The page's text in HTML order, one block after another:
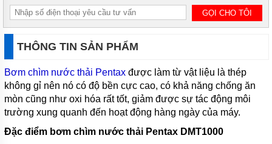
MÁY
BƠM
CHÌM
NƯỚC
THẢI
EBARA
MÁY
BƠM
CHÌM
BÙN
EBARA
THÔNG TIN SẢN PHẨM
Bơm chìm nước thải Pentax được làm từ vật liệu là thép
không gỉ nên nó có độ bền cực cao, có khả năng chống ăn
mòn cũng như oxi hóa rất tốt, giảm được sự tác động môi
trường xung quanh đến hoạt động hàng ngày của máy.
Đặc điểm bơm chìm nước thải Pentax DMT1000